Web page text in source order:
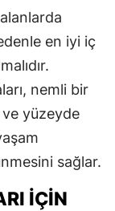
en iyi iç
nemli bir
yüzeyde
sağlar.
İÇIN